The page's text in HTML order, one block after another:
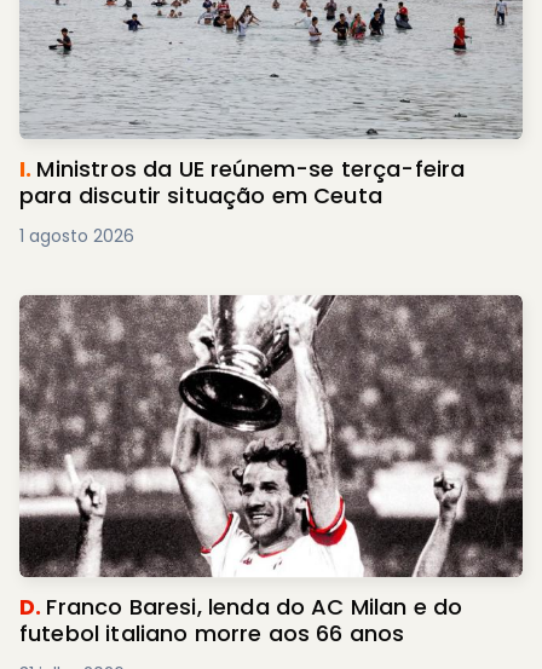
I. Ministros da UE reúnem-se terça-feira
para discutir situação em Ceuta
1 agosto 2026
D. Franco Baresi, lenda do AC Milan e do
futebol italiano morre aos 66 anos